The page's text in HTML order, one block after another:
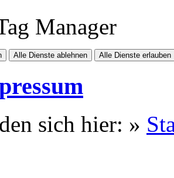
Manager
Alle Dienste ablehnen Alle Dienste erlauben
sich hier: »